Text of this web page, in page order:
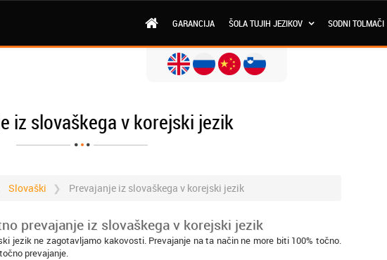
GARANCIJA ŠOLA TUJIH JEZIKOV SODNI TOLMAČI
iz slovaškega v korejski jezik
Slovaški Prevajanje iz slovaškega v korejski jezik
prevajanje iz slovaškega v korejski jezik
jezik ne zagotavljamo kakovosti. Prevajanje na ta način ne more biti 100% točno.
prevajanje.